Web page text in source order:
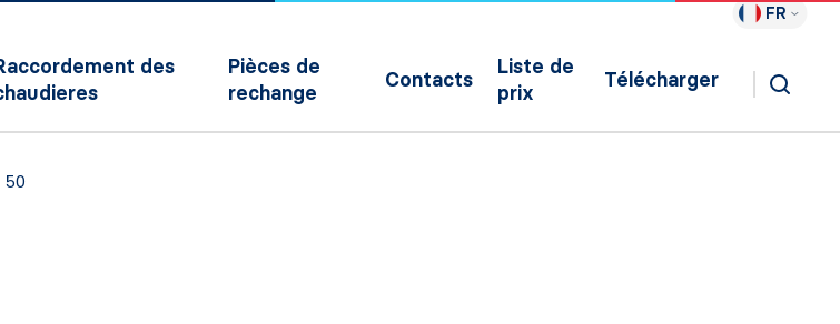
FR
des
Pièces de
rechange
Contacts
Liste de
prix
Télécharger
50